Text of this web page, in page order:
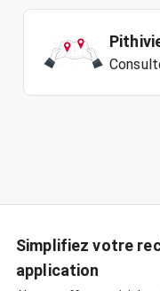
Simplifiez votre
application